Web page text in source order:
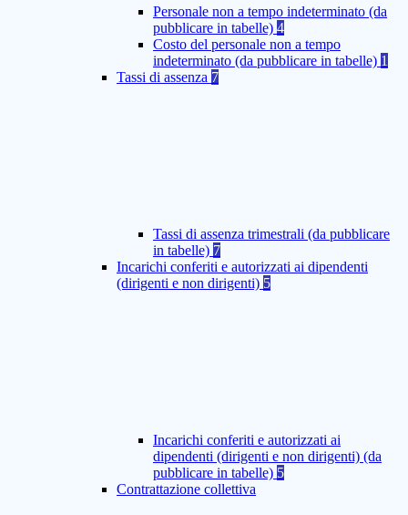
Personale non a tempo indeterminato (da
pubblicare in tabelle) 4
Costo del personale non a tempo
indeterminato (da pubblicare in tabelle) 1
Tassi di assenza 7
Tassi di assenza trimestrali (da pubblicare
in tabelle) 7
Incarichi conferiti e autorizzati ai dipendenti
(dirigenti e non dirigenti) 5
Incarichi conferiti e autorizzati ai
dipendenti (dirigenti e non dirigenti) (da
pubblicare in tabelle) 5
Contrattazione collettiva